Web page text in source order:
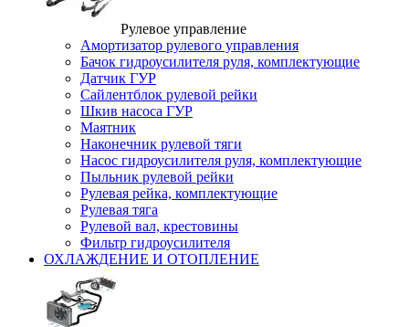
Рулевое управление
Амортизатор рулевого управления
Бачок гидроусилителя руля, комплектующие
Датчик ГУР
Сайлентблок рулевой рейки
Шкив насоса ГУР
Маятник
Наконечник рулевой тяги
Насос гидроусилителя руля, комплектующие
Пыльник рулевой рейки
Рулевая рейка, комплектующие
Рулевая тяга
Рулевой вал, крестовины
Фильтр гидроусилителя
ОХЛАЖДЕНИЕ И ОТОПЛЕНИЕ